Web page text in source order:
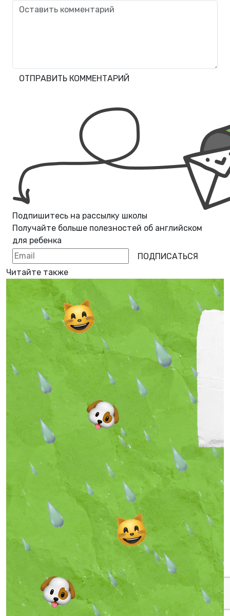
ОТПРАВИТЬ КОММЕНТАРИЙ
Подпишитесь на рассылку школы
Получайте больше полезностей об английском
для ребенка
ПОДПИСАТЬСЯ
Читайте также